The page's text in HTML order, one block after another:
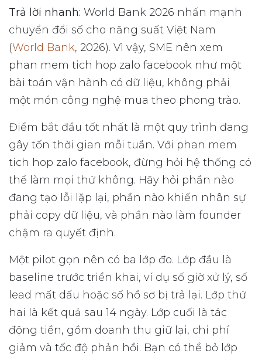
Trả lời nhanh: World Bank 2026 nhấn mạnh
chuyển đổi số cho năng suất Việt Nam
(World Bank, 2026). Vì vậy, SME nên xem
phan mem tich hop zalo facebook như một
bài toán vận hành có dữ liệu, không phải
một món công nghệ mua theo phong trào.
Điểm bắt đầu tốt nhất là một quy trình đang
gây tốn thời gian mỗi tuần. Với phan mem
tich hop zalo facebook, đừng hỏi hệ thống có
thể làm mọi thứ không. Hãy hỏi phần nào
đang tạo lỗi lặp lại, phần nào khiến nhân sự
phải copy dữ liệu, và phần nào làm founder
chậm ra quyết định.
Một pilot gọn nên có ba lớp đo. Lớp đầu là
baseline trước triển khai, ví dụ số giờ xử lý, số
lead mất dấu hoặc số hồ sơ bị trả lại. Lớp thứ
hai là kết quả sau 14 ngày. Lớp cuối là tác
động tiền, gồm doanh thu giữ lại, chi phí
giảm và tốc độ phản hồi. Bạn có thể bỏ lớp